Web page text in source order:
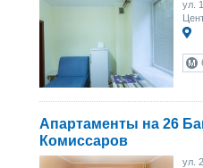
ул.
Апартаменты на 26
Комиссаров
ул.